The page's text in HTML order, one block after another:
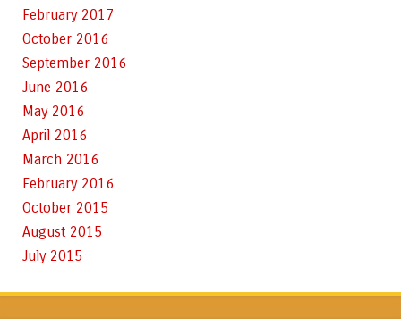
February 2017
October 2016
September 2016
June 2016
May 2016
April 2016
March 2016
February 2016
October 2015
August 2015
July 2015